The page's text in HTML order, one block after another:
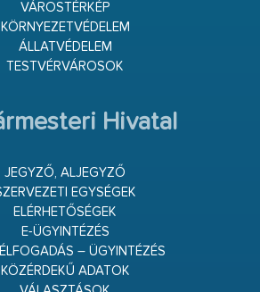
VÁROSTÉRKÉP
KÖRNYEZETVÉDELEM
ÁLLATVÉDELEM
TESTVÉRVÁROSOK
Hivatal
JEGYZŐ, ALJEGYZŐ
EGYSÉGEK
ELÉRHETŐSÉGEK
E-ÜGYINTÉZÉS
– ÜGYINTÉZÉS
KÖZÉRDEKŰ ADATOK